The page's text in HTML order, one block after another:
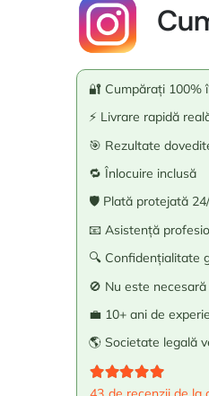
🔐 Cumpărați 100%
⚡ Livrare rapidă
🎯 Rezultate
🔁 Înlocuire inclusă
🛡️ Plată protejată
📧 Asistență
🔍 Confidențialitate
🚫 Nu este
💼 10+ ani de
🌎 Societate legală
Evaluat la